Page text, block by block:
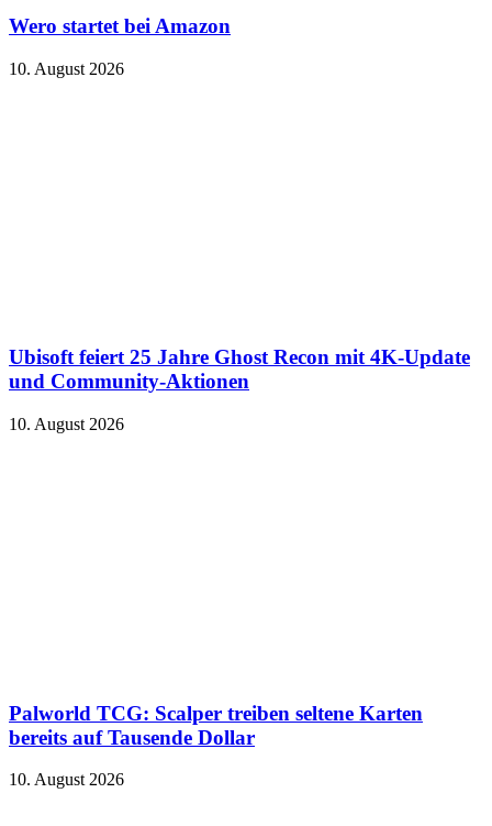
Wero startet bei Amazon
10. August 2026
Ubisoft feiert 25 Jahre Ghost Recon mit 4K-Update
und Community-Aktionen
10. August 2026
Palworld TCG: Scalper treiben seltene Karten
bereits auf Tausende Dollar
10. August 2026